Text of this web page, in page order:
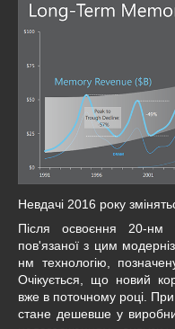
Невдачі 2016 року
Після освоєння 20-нм
пов'язаної з цим
нм технологію,
Очікується, що новий
вже в поточному році. При
стане дешевше у